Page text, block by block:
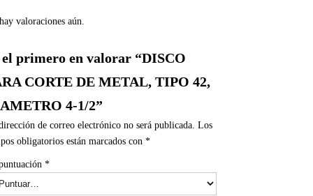
valoraciones aún.
el primero en valorar “DISCO
CORTE DE METAL, TIPO 42,
4-1/2”
de correo electrónico no será publicada. Los
obligatorios están marcados con *
*